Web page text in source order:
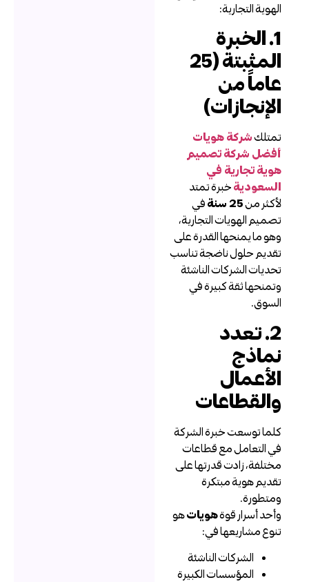
الهوية التجارية:
1. الخبرة
المثبتة (25
عاماً من
الإنجازات)
شركة هويات
أفضل شركة تصميم
هوية تجارية في
السعوديةخبرة تمتد
لأكثر من25 سنة
في
تصميم الهويات التجارية،
وهو ما يمنحها القدرة على
تقديم حلول ناضجة تناسب
تحديات الشركات الناشئة
وتمنحها ثقة كبيرة في
السوق.
2. تعدد
نماذج
الأعمال
والقطاعات
كلما توسعت خبرة الشركة
في التعامل مع قطاعات
مختلفة، زادت قدرتها على
تقديم هوية مبتكرة
ومتطورة.
وأحد أسرار قوةهوياتهو
تنوع مشاريعها في:
الشركات الناشئة
المؤسسات الكبيرة